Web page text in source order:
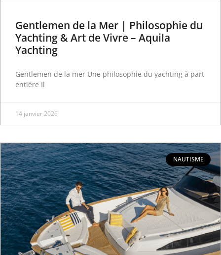
Gentlemen de la Mer | Philosophie du
Yachting & Art de Vivre – Aquila
Yachting
Gentlemen de la mer Une philosophie du yachting à part
entière Il
14 janvier 2026
NAUTISME